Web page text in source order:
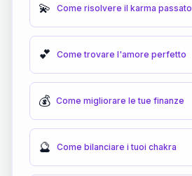
💫 Come risolvere il karma passato
💕 Come trovare l'amore perfetto
💰 Come migliorare le tue finanze
🔮 Come bilanciare i tuoi chakra